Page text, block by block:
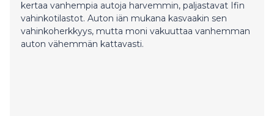
kertaa vanhempia autoja harvemmin, paljastavat Ifin
vahinkotilastot. Auton iän mukana kasvaakin sen
vahinkoherkkyys, mutta moni vakuuttaa vanhemman
auton vähemmän kattavasti.